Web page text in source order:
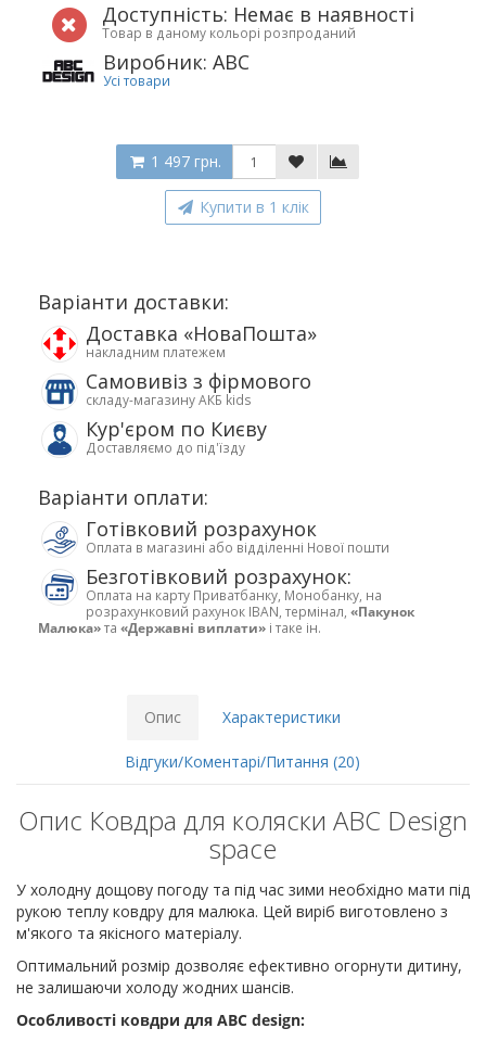
Доступність: Немає в наявності
Товар в даному кольорі розпроданий
Виробник: ABC
Усі товари
1 497 грн.
Купити в 1 клік
Варіанти доставки:
Доставка «НоваПошта»
накладним платежем
Самовивіз з фірмового
складу-магазину АКБ kids
Кур'єром по Києву
Доставляємо до під'їзду
Варіанти оплати:
Готівковий розрахунок
Оплата в магазині або відділенні Нової пошти
Безготівковий розрахунок:
Оплата на карту Приватбанку, Монобанку, на
розрахунковий рахунок IBAN, термінал, «Пакунок
Малюка»та «Державні виплати» і таке ін.
Опис Характеристики
Відгуки/Коментарі/Питання (20)
Опис Ковдра для коляски ABC Design
space
У холодну дощову погоду та під час зими необхідно мати під
рукою теплу ковдру для малюка. Цей виріб виготовлено з
м'якого та якісного матеріалу.
Оптимальний розмір дозволяє ефективно огорнути дитину,
не залишаючи холоду жодних шансів.
Особливості ковдри для ABC design: